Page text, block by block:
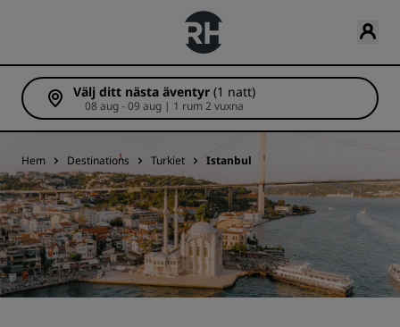
Välj ditt nästa äventyr (1 natt)
08 aug - 09 aug | 1 rum 2 vuxna
Hem Destinations Turkiet Istanbul